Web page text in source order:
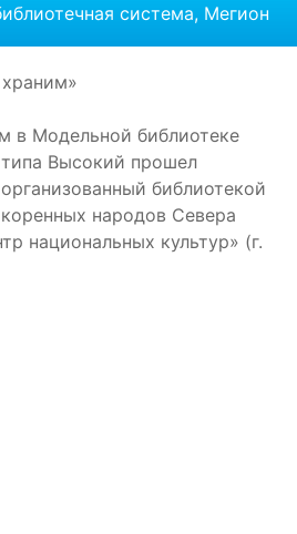
система, Мегион
в Модельной библиотеке
Высокий прошел
библиотекой
народов Севера
национальных культур» (г.